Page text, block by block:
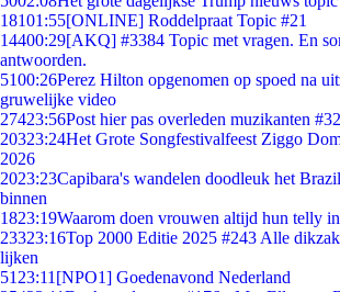
18101:55[ONLINE] Roddelpraat Topic #21
14400:29[AKQ] #3384 Topic met vragen. En
antwoorden.
5100:26Perez Hilton opgenomen op spoed na
gruwelijke video
27423:56Post hier pas overleden muzikanten #32
20323:24Het Grote Songfestivalfeest Ziggo
2026
2023:23Capibara's wandelen doodleuk het
binnen
1823:19Waarom doen vrouwen altijd hun telly
23323:16Top 2000 Editie 2025 #243 Alle
lijken
51 23:11 [NPO1] Goedenavond Nederland